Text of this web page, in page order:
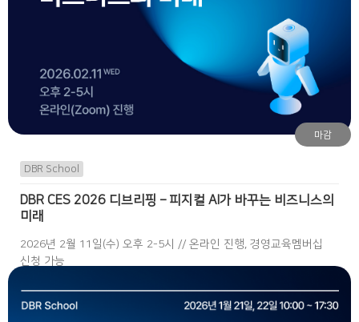
마감
DBR School
DBR CES 2026 디브리핑 – 피지컬 AI가 바꾸는 비즈니스의
미래
2026년 2월 11일(수) 오후 2-5시 // 온라인 진행, 경영교육멤버십
신청 가능